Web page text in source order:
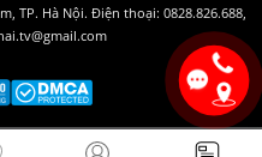
TP. Hà Nội. Điện thoại: 0828.826.688,